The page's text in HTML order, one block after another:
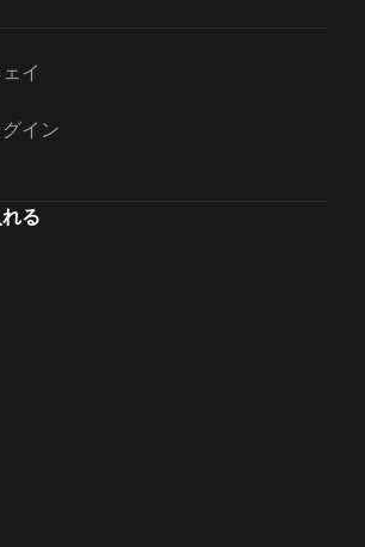
イ
イン
る